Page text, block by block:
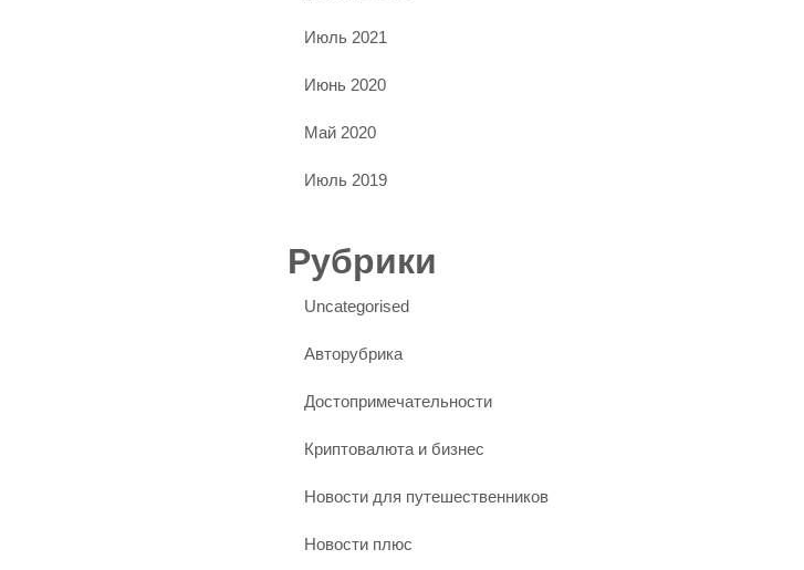
Июль 2021
Июнь 2020
Май 2020
Июль 2019
Рубрики
Uncategorised
Авторубрика
Достопримечательности
Криптовалюта и бизнес
Новости для путешественников
Новости плюс